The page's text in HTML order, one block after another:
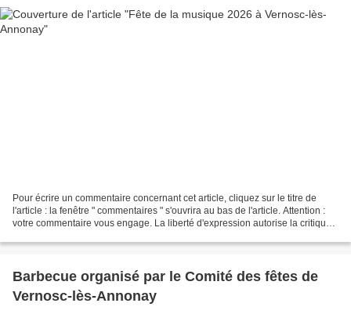
Pour écrire un commentaire concernant cet article, cliquez sur le titre de
l'article : la fenêtre " commentaires " s'ouvrira au bas de l'article. Attention :
votre commentaire vous engage. La liberté d'expression autorise la critique,
Barbecue organisé par le Comité des fêtes de
Vernosc-lès-Annonay